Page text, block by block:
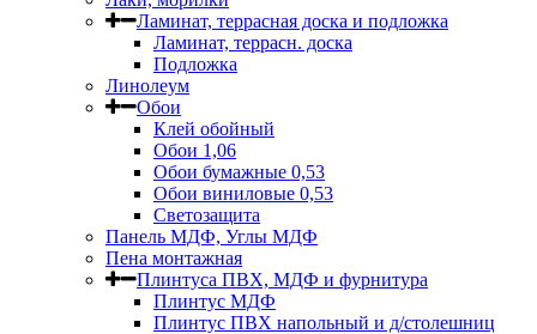
Ламинат, террасная доска и подложка
Ламинат, террасн. доска
Подложка
Линолеум
Обои
Клей обойный
Обои 1,06
Обои бумажные 0,53
Обои виниловые 0,53
Светозащита
Панель МДФ, Углы МДФ
Пена монтажная
Плинтуса ПВХ, МДФ и фурнитура
Плинтус МДФ
Плинтус ПВХ напольный и д/столешниц